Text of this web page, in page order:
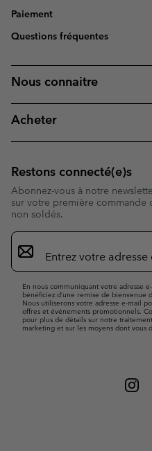
Paiement
Questions fréquentes
Nous connaitre
Acheter
Restons connecté(e)s
Abonnez-vous à notre
sur votre première commande
non soldés.
Inscription
par
e-
En nous communiquant votre adresse
bénéficiez d’une remise de bienvenue
Nous utiliserons votre adresse e-mail
offres et événements promotionnels.
pour plus de détails sur notre
marketing et sur les moyens dont vous